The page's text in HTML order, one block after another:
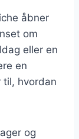
åbner
om
eller en
en
til, hvordan
og